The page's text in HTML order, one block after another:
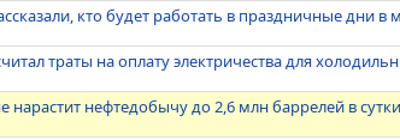
кто будет работать в праздничные дни в
траты на оплату электричества для
нарастит нефтедобычу до 2,6 млн баррелей в